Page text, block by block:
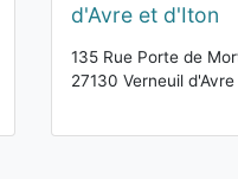
d'Avre et d'Iton
135 Rue Porte de
27130 Verneuil